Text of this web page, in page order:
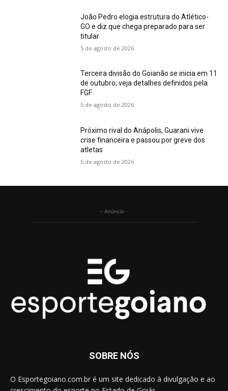
João Pedro elogia estrutura do Atlético-
GO e diz que chega preparado para ser
titular
5 de agosto de 2026
Terceira divisão do Goianão se inicia em 11
de outubro; veja detalhes definidos pela
FGF
5 de agosto de 2026
Próximo rival do Anápolis, Guarani vive
crise financeira e passou por greve dos
atletas
5 de agosto de 2026
- Anúncio -
SOBRE NÓS
O Esportegoiano.com.br é um site dedicado à divulgação e ao